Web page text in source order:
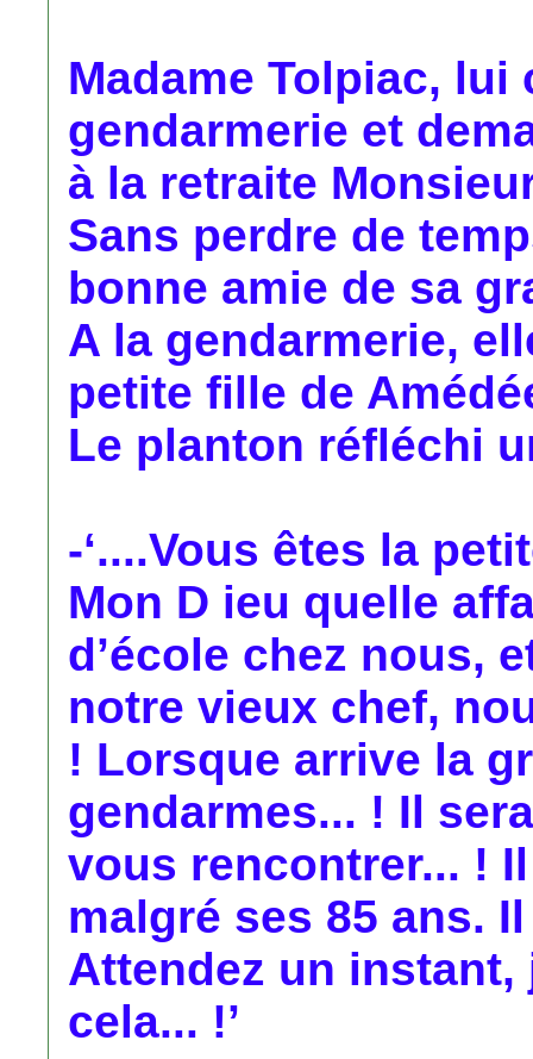
Madame Tolpiac, lui
gendarmerie et
à la retraite
Sans perdre de
bonne amie de sa
A la gendarmerie,
petite fille de
Le planton réfléchi
-‘....Vous êtes la
Mon D ieu quelle
d’école chez nous,
notre vieux chef,
! Lorsque arrive la
gendarmes... ! Il
vous rencontrer... !
malgré ses 85 ans.
Attendez un
cela... !’